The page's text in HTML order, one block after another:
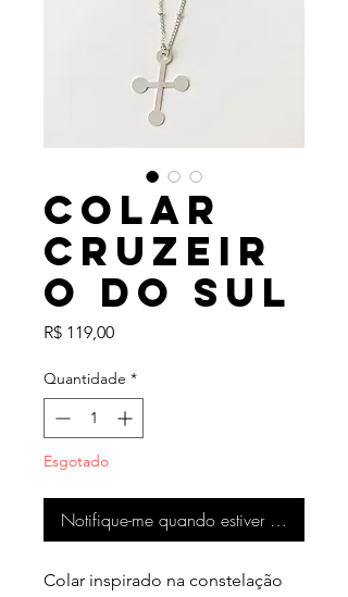
Colar
Cruzeir
o do Sul
R$ 119,00Preço
Quantidade *
Esgotado
Notifique-me quando estiver disponível
Colar inspirado na constelação